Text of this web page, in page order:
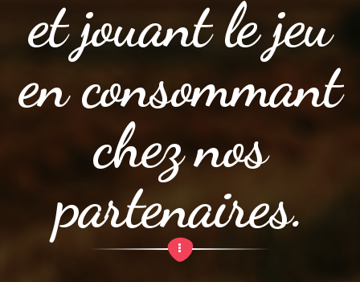
et jouant le jeu
en consommant
chez nos
partenaires.